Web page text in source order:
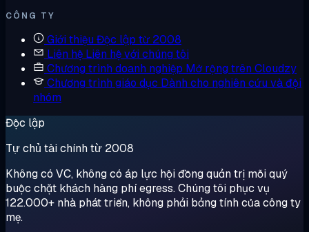
CÔNG TY
Giới thiệu Độc lập từ 2008
Liên hệ Liên hệ với chúng tôi
Chương trình doanh nghiệp Mở rộng trên Cloudzy
Chương trình giáo dục Dành cho nghiên cứu và đội
nhóm
Độc lập
Tự chủ tài chính từ 2008
Không có VC, không có áp lực hội đồng quản trị mỗi quý
buộc chặt khách hàng phí egress. Chúng tôi phục vụ
122.000+ nhà phát triển, không phải bảng tính của công ty
mẹ.